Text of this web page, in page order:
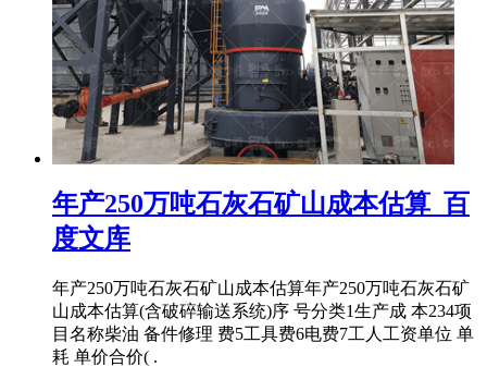
年产250万吨石灰石矿山成本估算_百
度文库
年产250万吨石灰石矿山成本估算年产250万吨石灰石矿
山成本估算(含破碎输送系统)序 号分类1生产成 本234项
目名称柴油 备件修理 费5工具费6电费7工人工资单位 单
耗 单价合价( .